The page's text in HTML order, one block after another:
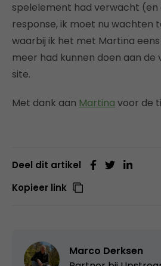
spelelement had verwacht (en
response, ik moet nu wachten
waarbij ik het met Martina
meer had kunnen doen aan de
site.
Met dank aan Martina voor de
Deel dit artikel
Kopieer link
Marco Derksen